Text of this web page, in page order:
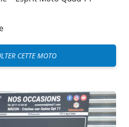
CETTE MOTO